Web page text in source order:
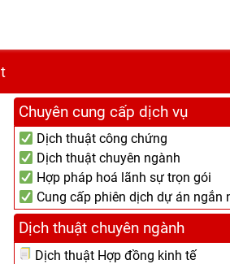
Chuyên cung cấp dịch vụ
Dịch thuật công chứng
Dịch thuật chuyên ngành
Hợp pháp hoá lãnh sự trọn gói
Cung cấp phiên dịch dự án ngắn
Dịch thuật chuyên ngành
Dịch thuật Hợp đồng kinh tế